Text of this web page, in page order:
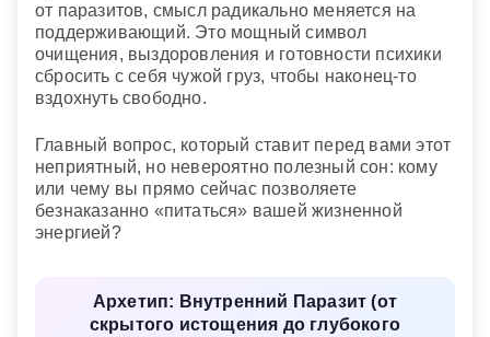
от паразитов, смысл радикально меняется на
поддерживающий. Это мощный символ
очищения, выздоровления и готовности психики
сбросить с себя чужой груз, чтобы наконец-то
вздохнуть свободно.
Главный вопрос, который ставит перед вами этот
неприятный, но невероятно полезный сон: кому
или чему вы прямо сейчас позволяете
безнаказанно «питаться» вашей жизненной
энергией?
Архетип: Внутренний Паразит (от
скрытого истощения до глубокого